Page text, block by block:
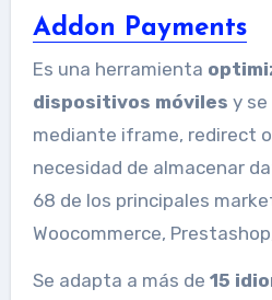
Addon Payments
Es una herramienta
dispositivos móviles y
mediante iframe, redirect
necesidad de almacenar
68 de los principales
Woocommerce,
Se adapta a más de 15